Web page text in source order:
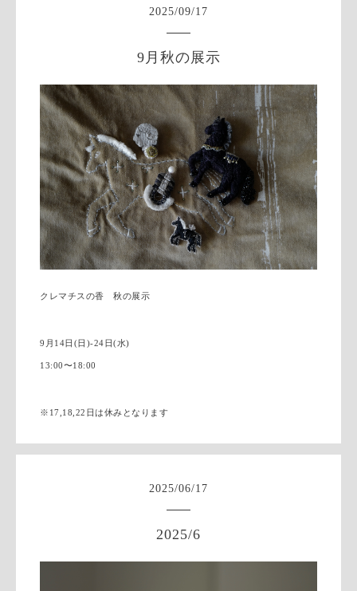
2025/09/17
9月秋の展示
クレマチスの香 秋の展示
9月14日(日)-24日(水)
13:00〜18:00
※17,18,22日は休みとなります
2025/06/17
2025/6